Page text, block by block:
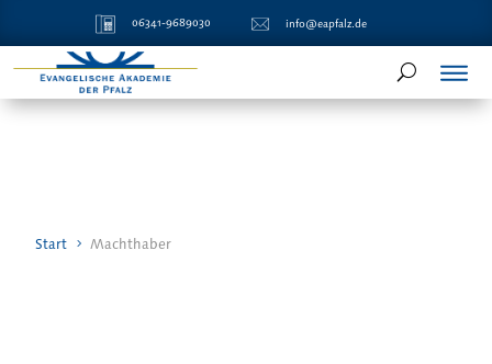
06341-9689030 info@eapfalz.de
Start Machthaber